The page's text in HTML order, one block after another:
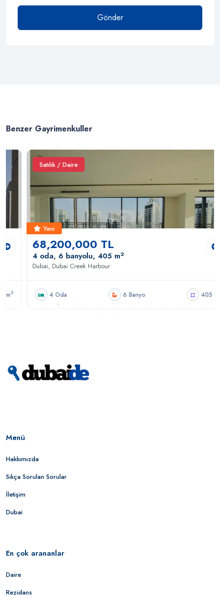
Gönder
Benzer Gayrimenkuller
Satılık / Daire
Yeni
68,200,000 TL
4 oda, 6 banyolu, 405 m2
Dubai, Dubai Creek Harbour
4 Oda 6 Banyo 405 m 2
Menü
Hakkımızda
Sıkça Sorulan Sorular
İletişim
Dubai
En çok arananlar
Daire
Rezidans